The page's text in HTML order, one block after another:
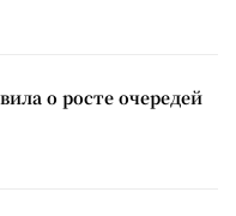
о росте очередей